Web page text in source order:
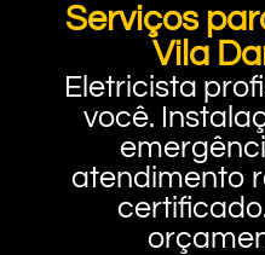
Serviços
Vila
Eletricista
você.
atendimento